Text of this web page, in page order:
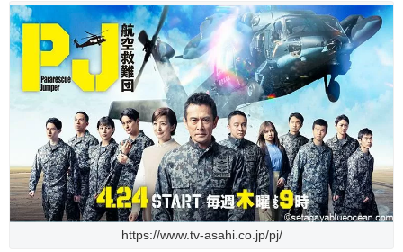
https://www.tv-asahi.co.jp/pj/